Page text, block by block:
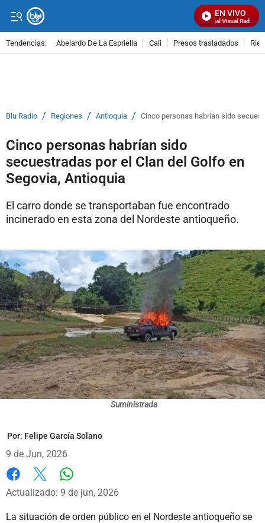
EN VIVO
Señal Visual Radio
Tendencias: Abelardo De La Espriella Cali Presos trasladados
Blu Radio / Regiones / Antioquia / Cinco personas habrían sido
Cinco personas habrían sido
secuestradas por el Clan del Golfo en
Segovia, Antioquia
El carro donde se transportaban fue encontrado
incinerado en esta zona del Nordeste antioqueño.
Suministrada
Por: Felipe García Solano
9 de Jun, 2026
Facebook
X
Actualizado: 9 de jun, 2026
La situación de orden público en el Nordeste antioqueño se